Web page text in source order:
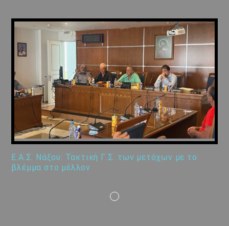
Ε.Α.Σ. Νάξου: Τακτική Γ.Σ. των μετόχων με το
βλέμμα στο μέλλον